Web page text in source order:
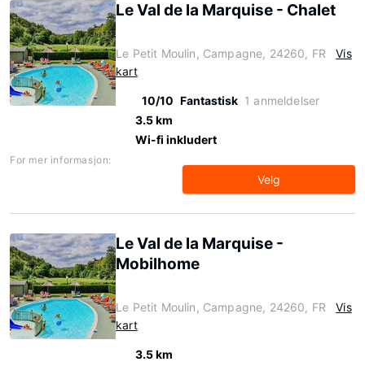
Le Val de la Marquise - Chalet
Le Petit Moulin, Campagne, 24260, FR
Vis
kart
10/10 Fantastisk 1 anmeldelser
3.5 km
Wi-fi inkludert
For mer informasjon:
Velg
Le Val de la Marquise -
Mobilhome
Le Petit Moulin, Campagne, 24260, FR
Vis
kart
3.5 km